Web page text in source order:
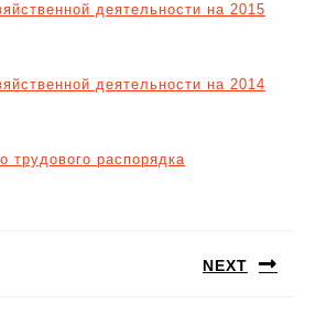
деятельности на 2015
деятельности на 2014
трудового распорядка
NEXT